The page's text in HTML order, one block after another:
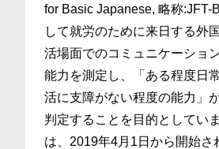
for Basic Japanese, 略称:JFT-
して就労のために来日する外
活場面でのコミュニケーショ
能力を測定し、「ある程度日
活に支障がない程度の能力」
判定することを目的としてい
は、2019年4月1日から開始さ